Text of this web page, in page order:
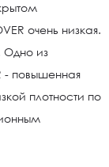
очень низкая.
Одно из
- повышенная
плотности по